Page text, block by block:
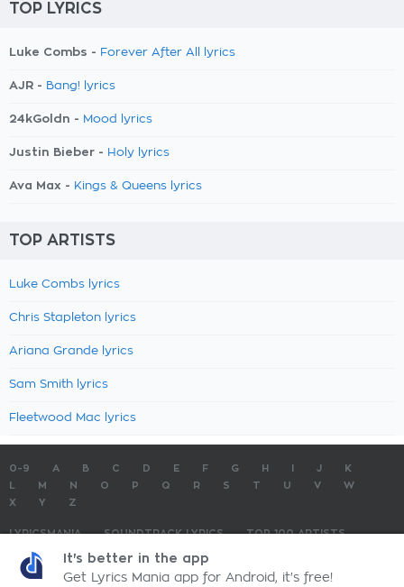
TOP LYRICS
Luke Combs - Forever After All lyrics
AJR - Bang! lyrics
24kGoldn - Mood lyrics
Justin Bieber - Holy lyrics
Ava Max - Kings & Queens lyrics
TOP ARTISTS
Luke Combs lyrics
Chris Stapleton lyrics
Ariana Grande lyrics
Sam Smith lyrics
Fleetwood Mac lyrics
0-9 A B C D E F G H J
K
M N O P Q R S T U V
W
X
Y Z
LYRICSMANIA SOUNDTRACK LYRICS
TOP 100 ARTISTS
TOP 100 LYRICS
LyricsMania.com - Copyright © 2026 - All Rights ReservedPrivacy Policy
It's better in the app
Get Lyrics Mania app for Android, it's free!